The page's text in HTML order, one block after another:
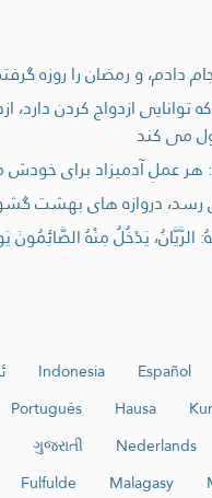
دادم، و رمضان را روزه
ازدواج كردن
می كند
هر عملِ آدمیزاد برای
رسد، دروازه های بهشت
الرَّيَّانُ، يَدْخُلُ مِنْهُ
Español
Indonesia
Hausa
Português
Nederlands
ગુજરાતી
Malagasy
Fulfulde